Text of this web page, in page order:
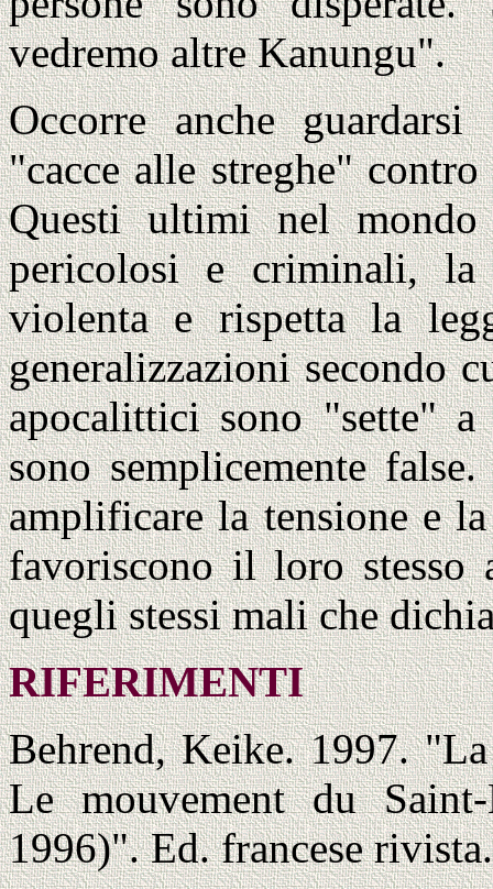
vedremo altre Kanungu".
Occorre anche
"cacce alle streghe"
Questi ultimi nel
pericolosi e criminali, la
violenta e rispetta la
generalizzazioni secondo
apocalittici sono "sette"
sono semplicemente
amplificare la tensione e
favoriscono il loro stesso
quegli stessi mali che
RIFERIMENTI
Behrend, Keike. 1997.
Le mouvement du
1996)". Ed. francese